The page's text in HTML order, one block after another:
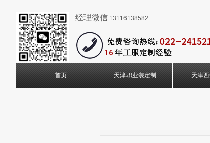
经理微信 13116138582
首页 天津职业装定制 天津